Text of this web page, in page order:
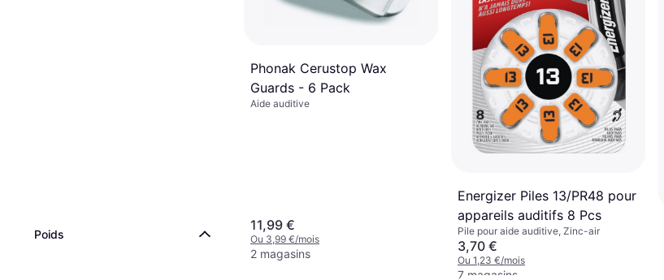
Poids
Phonak Cerustop Wax
Guards - 6 Pack
Aide auditive
11,99 €
Ou 3,99 €/mois
2 magasins
Energizer Piles 13/PR48 pour
appareils auditifs 8 Pcs
Pile pour aide auditive, Zinc-air
3,70 €
Ou 1,23 €/mois
7 magasins